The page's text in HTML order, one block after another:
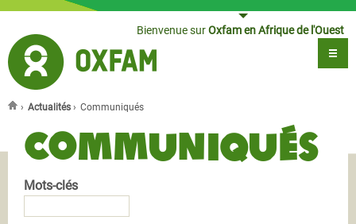
Bienvenue surOxfam en Afrique de l'Ouest
› Actualités › Communiqués
Communiqués
Mots-clés